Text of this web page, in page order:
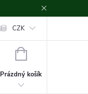
CZK
NÁKUPNÍ
Prázdný košík